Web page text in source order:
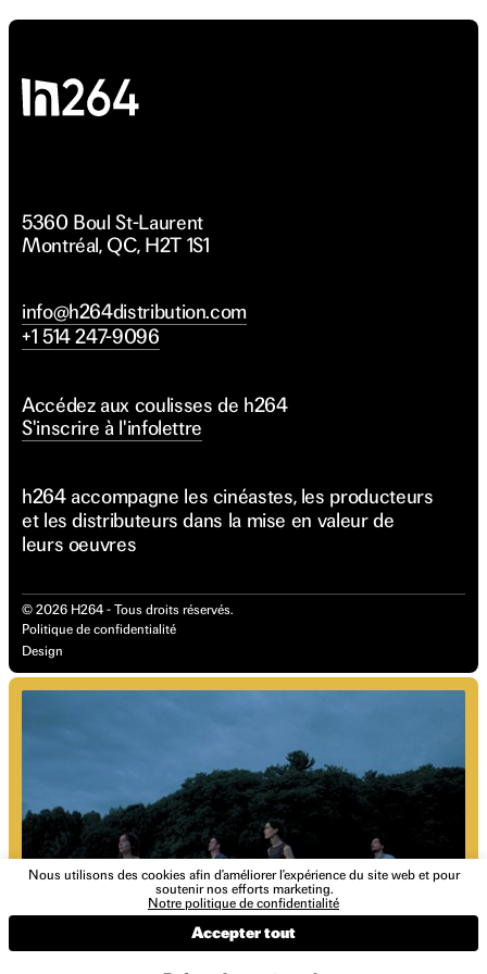
5360 Boul St-Laurent
Montréal, QC, H2T 1S1
info@h264distribution.com
+1 514 247-9096
Accédez aux coulisses de h264
S'inscrire à l'infolettre
h264 accompagne les cinéastes, les producteurs
et les distributeurs dans la mise en valeur de
leurs oeuvres
© 2026 H264 - Tous droits réservés.
Politique de confidentialité
Design
Nous utilisons des cookies afin d’améliorer l’expérience du site web et pour
soutenir nos efforts marketing.
Notre politique de confidentialité
Accepter tout